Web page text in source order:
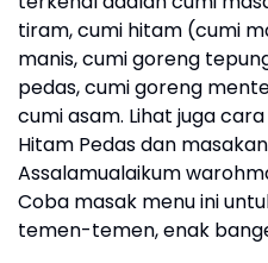
tiram, cumi hitam (cumi
manis, cumi goreng
pedas, cumi goreng
cumi asam. Lihat juga
Hitam Pedas dan
Assalamualaikum
Coba masak menu ini
temen-temen, enak